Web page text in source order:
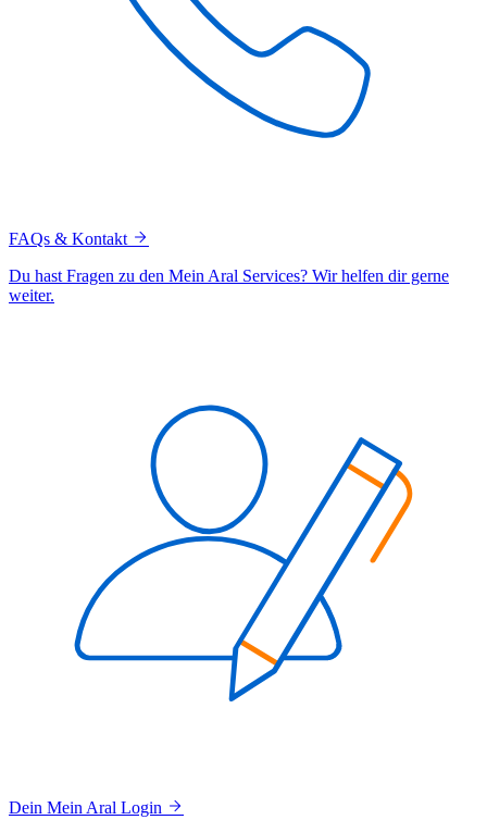
FAQs & Kontakt
Du hast Fragen zu den Mein Aral Services? Wir helfen dir gerne
weiter.
Dein Mein Aral Login